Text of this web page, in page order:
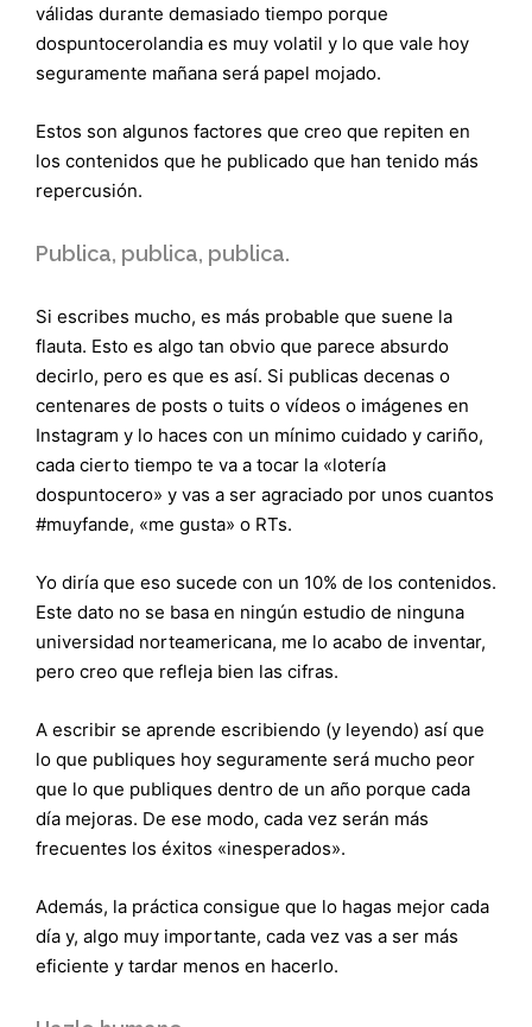
válidas durante demasiado tiempo porque
dospuntocerolandia es muy volatil y lo que vale hoy
seguramente mañana será papel mojado.
Estos son algunos factores que creo que repiten en
los contenidos que he publicado que han tenido más
repercusión.
Publica, publica, publica.
Si escribes mucho, es más probable que suene la
flauta. Esto es algo tan obvio que parece absurdo
decirlo, pero es que es así. Si publicas decenas o
centenares de posts o tuits o vídeos o imágenes en
Instagram y lo haces con un mínimo cuidado y cariño,
cada cierto tiempo te va a tocar la «lotería
dospuntocero» y vas a ser agraciado por unos cuantos
#muyfande, «me gusta» o RTs.
Yo diría que eso sucede con un 10% de los contenidos.
Este dato no se basa en ningún estudio de ninguna
universidad norteamericana, me lo acabo de inventar,
pero creo que refleja bien las cifras.
A escribir se aprende escribiendo (y leyendo) así que
lo que publiques hoy seguramente será mucho peor
que lo que publiques dentro de un año porque cada
día mejoras. De ese modo, cada vez serán más
frecuentes los éxitos «inesperados».
Además, la práctica consigue que lo hagas mejor cada
día y, algo muy importante, cada vez vas a ser más
eficiente y tardar menos en hacerlo.